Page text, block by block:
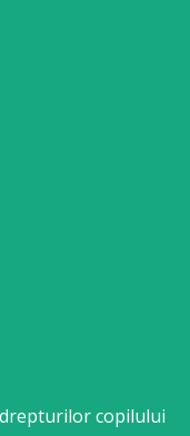
copilului